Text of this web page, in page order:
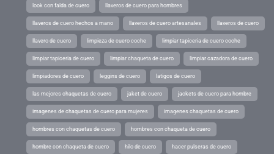
look con falda de cuero llaveros de cuero para hombres
llaveros de cuero hechos a mano llaveros de cuero artesanales llaveros de cuero
llavero de cuero limpieza de cuero coche limpiar tapiceria de cuero coche
limpiar tapiceria de cuero limpiar chaqueta de cuero limpiar cazadora de cuero
limpiadores de cuero leggins de cuero latigos de cuero
las mejores chaquetas de cuero jaket de cuero jackets de cuero para hombre
imagenes de chaquetas de cuero para mujeres imagenes chaquetas de cuero
hombres con chaquetas de cuero hombres con chaqueta de cuero
hombre con chaqueta de cuero hilo de cuero hacer pulseras de cuero